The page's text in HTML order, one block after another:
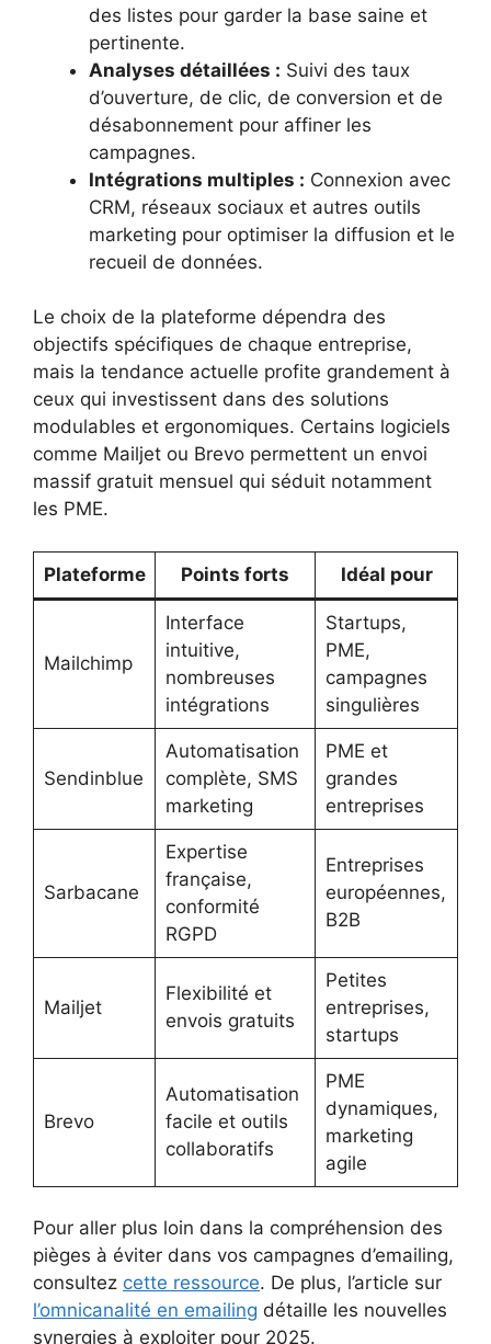
des listes pour garder la base saine et
pertinente.
Analyses détaillées : Suivi des taux
d’ouverture, de clic, de conversion et de
désabonnement pour affiner les
campagnes.
Intégrations multiples : Connexion avec
CRM, réseaux sociaux et autres outils
marketing pour optimiser la diffusion et le
recueil de données.
Le choix de la plateforme dépendra des
objectifs spécifiques de chaque entreprise,
mais la tendance actuelle profite grandement à
ceux qui investissent dans des solutions
modulables et ergonomiques. Certains logiciels
comme Mailjet ou Brevo permettent un envoi
massif gratuit mensuel qui séduit notamment
les PME.
Plateforme Points forts Idéal pour
Mailchimp
Interface
intuitive,
nombreuses
intégrations
Startups,
PME,
campagnes
singulières
Sendinblue
Automatisation
complète, SMS
marketing
PME et
grandes
entreprises
Sarbacane
Expertise
française,
conformité
RGPD
Entreprises
européennes,
B2B
Mailjet
Flexibilité et
envois gratuits
Petites
entreprises,
startups
Brevo
Automatisation
facile et outils
collaboratifs
PME
dynamiques,
marketing
agile
Pour aller plus loin dans la compréhension des
pièges à éviter dans vos campagnes d’emailing,
consultez cette ressource. De plus, l’article sur
l’omnicanalité en emailing détaille les nouvelles
synergies à exploiter pour 2025.